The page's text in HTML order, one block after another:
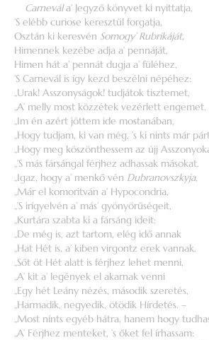
Carnevála’ Jegyző könyvet ki nyittatja,
’S elébb curiose keresztűl forgatja,
Osztán ki keresvén Somogy’ Rubrikáját,
Himennek kezébe adja a’ pennáját.
Himen hát a’ pennát dugja a’ füléhez,
’S Carnevál is így kezd beszélni népéhez:
„Urak! Asszonyságok! tudjátok tisztemet,
„A’ melly most közzétek vezérlett engemet.
„Im én azért jöttem ide mostanában,
„Hogy tudjam, ki van még, ’s ki nints már
„Hogy meg köszönthessem az újj
„’S más fársángal férjhez adhassak másokat.
„Igaz, hogy a’ menkő vén Dubranovszkyja,
„Már el komoritván a’ Hypocondria,
„’S irígyelvén a’ más’ gyönyörűségeit,
„Kurtára szabta ki a fársáng ideit:
„De még is, azt tartom, elég idő annak
„Hat Hét is, a’ kiben virgontz erek vannak.
„Sőt öt Hét alatt is férjhez lehet menni,
„A’ kit a’ legények el akarnak venni
„Egy hét Leány nézés, második szeretés,
„Harmadik, negyedik, ötödik Hírdetés. –
„Most nínts egyéb hátra, hanem hogy
„A’ Férjhez menteket, ’s őket fel írhassam: